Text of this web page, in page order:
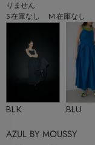
りません
S 在庫なし M 在庫なし
BLK BLU
AZUL BY MOUSSY